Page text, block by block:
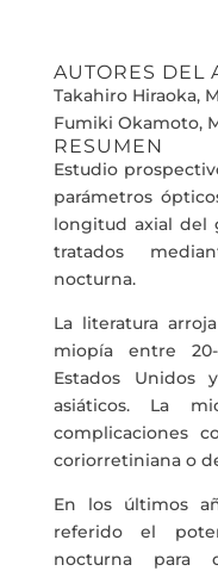
AUTORES DEL
Takahiro Hiraoka,
Fumiki Okamoto,
RESUMEN
Estudio
parámetros
longitud axial del
tratados
nocturna.
La literatura
miopía entre
Estados Unidos
asiáticos. La
complicaciones
coriorretiniana o
En los últimos
referido el
nocturna para